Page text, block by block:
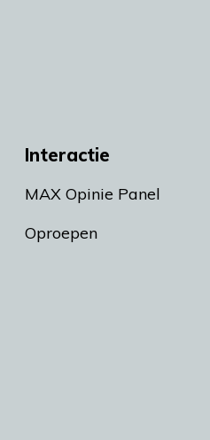
Interactie
MAX Opinie Panel
Oproepen